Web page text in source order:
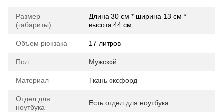
Размер
(габариты)
Длина 30 см * ширина 13 см *
высота 44 см
Объем рюкзака 17 литров
Пол Мужской
Материал Ткань оксфорд
Отдел для
ноутбука
Есть отдел для ноутбука